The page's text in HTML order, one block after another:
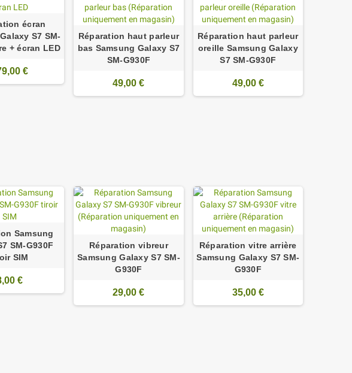
écran
S7 SM-
+ écran LED
€
Réparation haut parleur
bas Samsung Galaxy S7
SM-G930F
49,00 €
Réparation haut parleur
oreille Samsung Galaxy
S7 SM-G930F
49,00 €
Samsung
SM-G930F
SIM
€
Réparation vibreur
Samsung Galaxy S7 SM-
G930F
29,00 €
Réparation vitre arrière
Samsung Galaxy S7 SM-
G930F
35,00 €